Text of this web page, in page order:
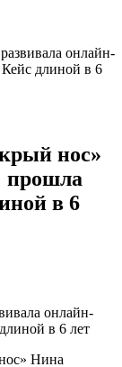
онлайн-
длиной в 6
нос»
прошла
в 6
Нина